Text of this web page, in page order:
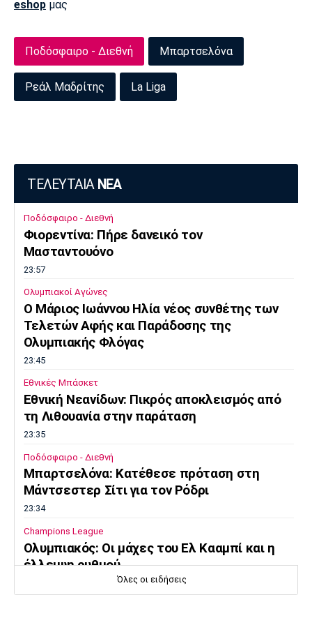
eshop μας
Ποδόσφαιρο - Διεθνή Μπαρτσελόνα
Ρεάλ Μαδρίτης La Liga
ΤΕΛΕΥΤΑΙΑ ΝΕΑ
Ποδόσφαιρο - Διεθνή
Φιορεντίνα: Πήρε δανεικό τον
Μασταντουόνο
23:57
Ολυμπιακοί Αγώνες
O Μάριος Ιωάννου Ηλία νέος συνθέτης των
Τελετών Αφής και Παράδοσης της
Ολυμπιακής Φλόγας
23:45
Εθνικές Μπάσκετ
Εθνική Νεανίδων: Πικρός αποκλεισμός από
τη Λιθουανία στην παράταση
23:35
Ποδόσφαιρο - Διεθνή
Μπαρτσελόνα: Κατέθεσε πρόταση στη
Μάντσεστερ Σίτι για τον Ρόδρι
23:34
Champions League
Ολυμπιακός: Οι μάχες του Ελ Κααμπί και η
έλλειψη ρυθμού
Όλες οι ειδήσεις